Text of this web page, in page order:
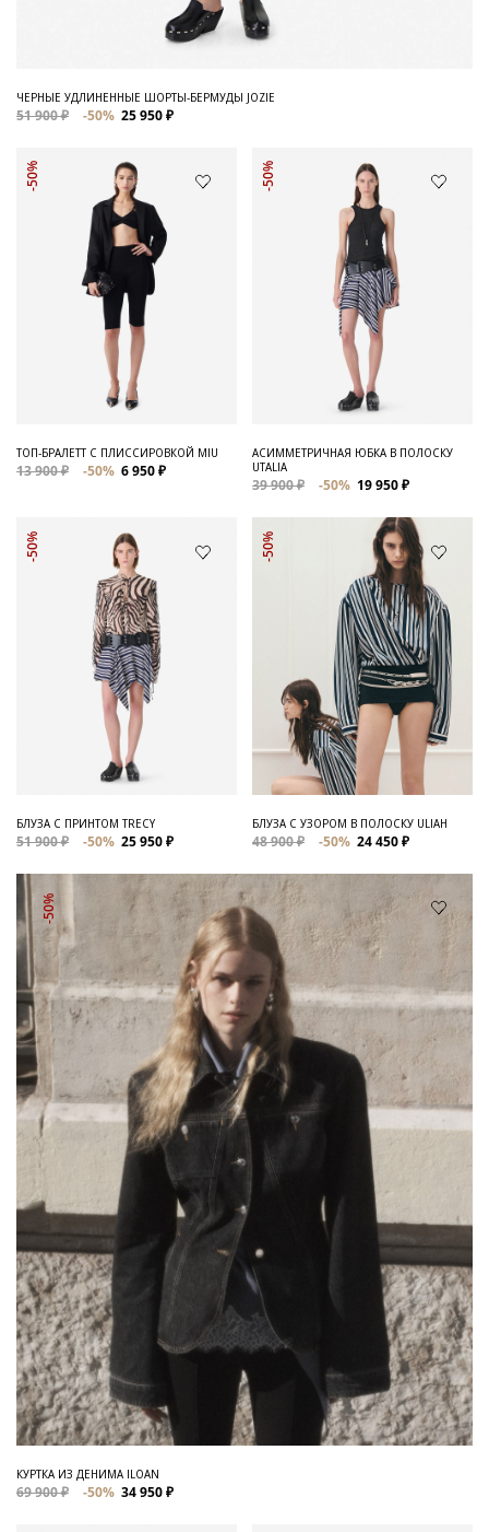
ЧЕРНЫЕ УДЛИНЕННЫЕ ШОРТЫ-БЕРМУДЫ JOZIE
51 900 ₽ -50% 25 950 ₽
-50%
ТОП-БРАЛЕТТ С ПЛИССИРОВКОЙ MIU
13 900 ₽ -50% 6 950 ₽
-50%
АСИММЕТРИЧНАЯ ЮБКА В ПОЛОСКУ
UTALIA
39 900 ₽ -50% 19 950 ₽
-50%
БЛУЗА С ПРИНТОМ TRECY
51 900 ₽ -50% 25 950 ₽
-50%
БЛУЗА С УЗОРОМ В ПОЛОСКУ ULIAH
48 900 ₽ -50% 24 450 ₽
-50%
КУРТКА ИЗ ДЕНИМА ILOAN
69 900 ₽ -50% 34 950 ₽